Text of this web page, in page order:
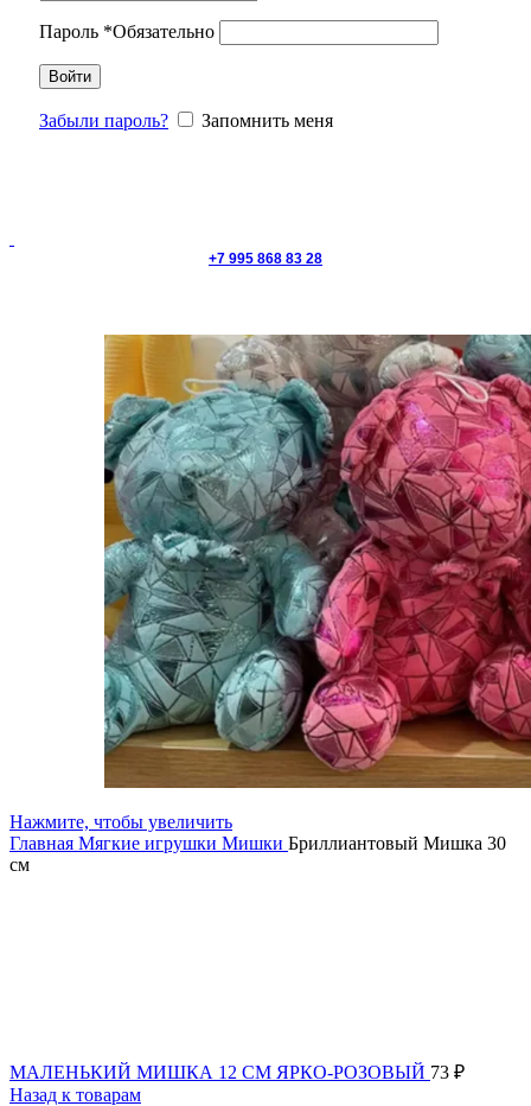
Пароль *Обязательно
Войти
Забыли пароль? Запомнить меня
+7 995 868 83 28
Нажмите, чтобы увеличить
Главная Мягкие игрушки Мишки Бриллиантовый Мишка 30
см
МАЛЕНЬКИЙ МИШКА 12 СМ ЯРКО-РОЗОВЫЙ 73 ₽
Назад к товарам